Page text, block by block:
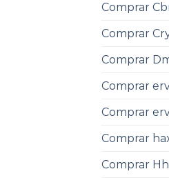
Comprar
Comprar
Comprar
Comprar
Comprar
Comprar
Comprar